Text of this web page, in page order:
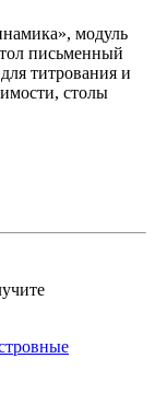
модуль
письменный
титрования и
столы